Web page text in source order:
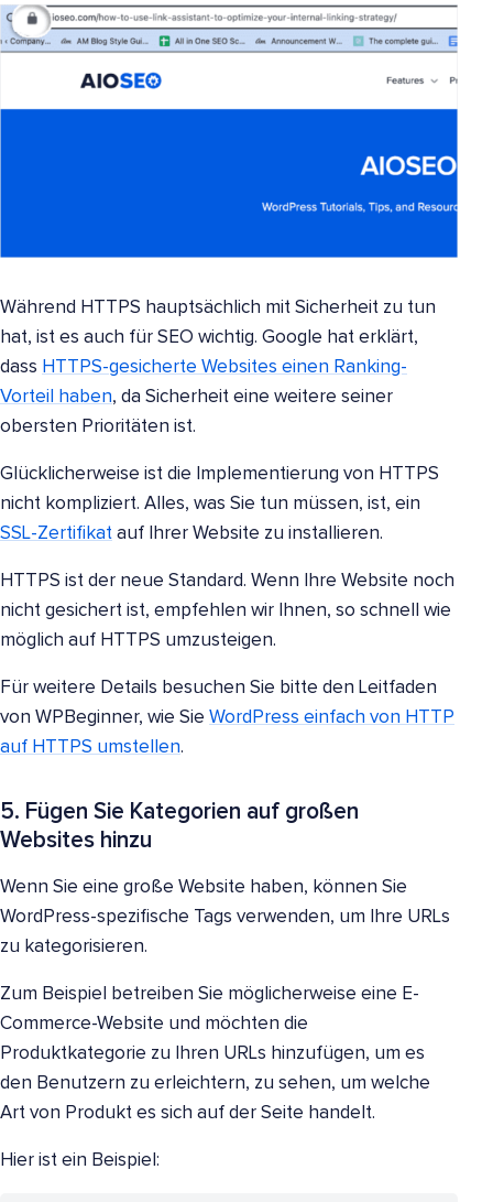
Während HTTPS hauptsächlich mit Sicherheit zu tun
hat, ist es auch für SEO wichtig. Google hat erklärt,
dass HTTPS-gesicherte Websites einen Ranking-
Vorteil haben, da Sicherheit eine weitere seiner
obersten Prioritäten ist.
Glücklicherweise ist die Implementierung von HTTPS
nicht kompliziert. Alles, was Sie tun müssen, ist, ein
SSL-Zertifikat auf Ihrer Website zu installieren.
HTTPS ist der neue Standard. Wenn Ihre Website noch
nicht gesichert ist, empfehlen wir Ihnen, so schnell wie
möglich auf HTTPS umzusteigen.
Für weitere Details besuchen Sie bitte den Leitfaden
von WPBeginner, wie Sie WordPress einfach von HTTP
auf HTTPS umstellen.
5. Fügen Sie Kategorien auf großen
Websites hinzu
Wenn Sie eine große Website haben, können Sie
WordPress-spezifische Tags verwenden, um Ihre URLs
zu kategorisieren.
Zum Beispiel betreiben Sie möglicherweise eine E-
Commerce-Website und möchten die
Produktkategorie zu Ihren URLs hinzufügen, um es
den Benutzern zu erleichtern, zu sehen, um welche
Art von Produkt es sich auf der Seite handelt.
Hier ist ein Beispiel: